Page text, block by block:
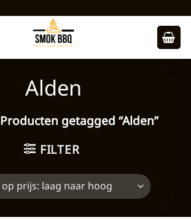
Alden
Producten getagged “Alden”
FILTER